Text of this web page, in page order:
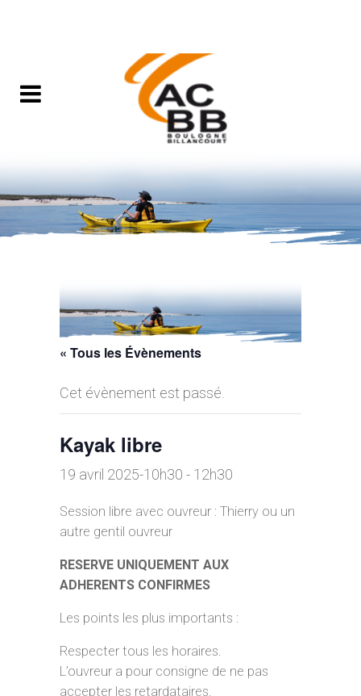
« Tous les Évènements
Cet évènement est passé.
Kayak libre
19 avril 2025-10h30 - 12h30
Session libre avec ouvreur : Thierry ou un
autre gentil ouvreur
RESERVE UNIQUEMENT AUX
ADHERENTS CONFIRMES
Les points les plus importants :
Respecter tous les horaires.
L’ouvreur a pour consigne de ne pas
accepter les retardataires.